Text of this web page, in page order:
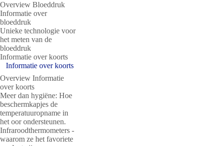
Overview Bloeddruk
Informatie over
bloeddruk
Unieke technologie voor
het meten van de
bloeddruk
Informatie over koorts
Informatie over koorts
Overview Informatie
over koorts
Meer dan hygiëne: Hoe
beschermkapjes de
temperatuuropname in
het oor ondersteunen.
Infraroodthermometers -
waarom ze het favoriete